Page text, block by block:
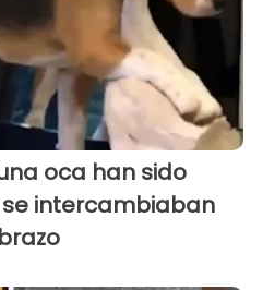
oca han sido
intercambiaban